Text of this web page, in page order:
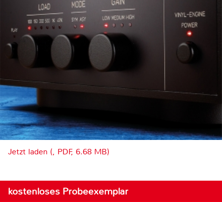
Jetzt laden (, PDF, 6.68 MB)
kostenloses Probeexemplar